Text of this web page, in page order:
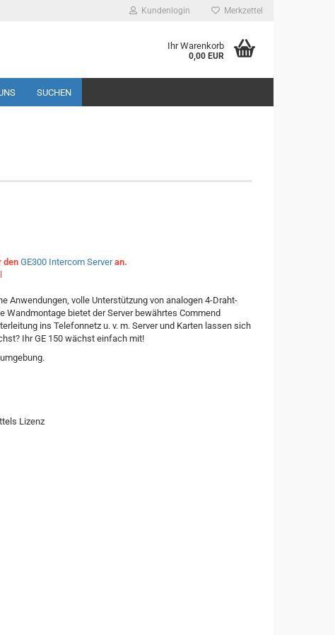
Kundenlogin Merkzettel
Ihr Warenkorb
0,00 EUR
SUCHEN
denGE300 Intercom Serveran.
Anwendungen, volle Unterstützung von analogen 4-Draht-
bietet der Server bewährtes Commend
ins Telefonnetz u. v. m. Server und Karten lassen sich
Ihr GE 150 wächst einfach mit!
Lizenz